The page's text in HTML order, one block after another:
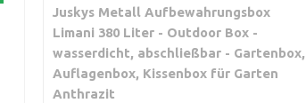
Juskys Metall Aufbewahrungsbox
Limani 380 Liter - Outdoor Box -
wasserdicht, abschließbar - Gartenbox,
Auflagenbox, Kissenbox für Garten
Anthrazit